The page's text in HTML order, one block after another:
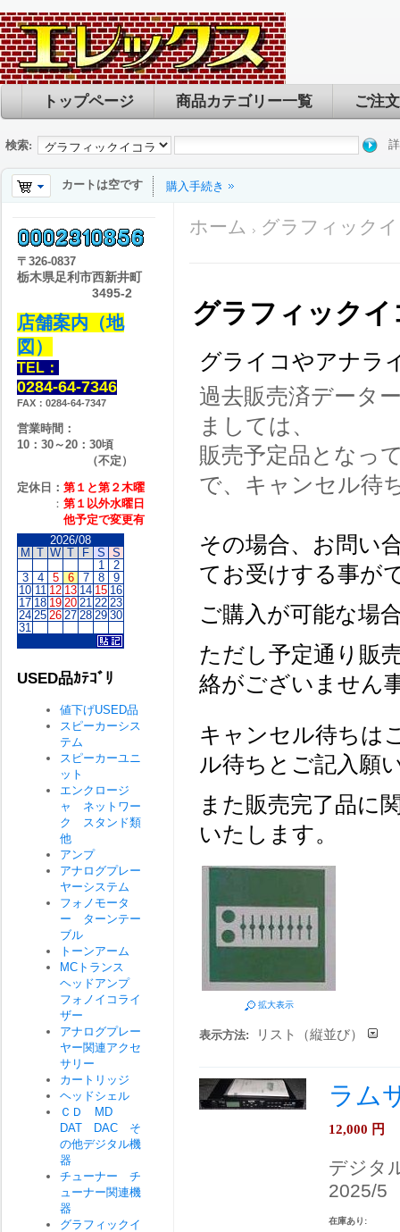
トップページ 商品カテゴリー一覧 ご注
検索:
カートは空です 購入手続き
ホーム グラフィック
グラフィック
グライコやアナラ
過去販売済データ
ましては、
販売予定品となっ
で、キャンセル待
その場合、お問い
てお受けする事が
ご購入が可能な場
ただし予定通り販
絡がございません
キャンセル待ち
ル待ちとご記入願
また販売完了品に
いたします。
拡大表示
表示方法: リスト（縦並び）
ラム
12,000 円
デジタ
2025/5
在庫あり:
〒 326-0837
栃木県足利市西新井町
3495-2
店舗案内（地
図）
TEL：
0284-64-7346
FAX：0284-64-7347
営業時間：
10：30～20：30頃
（不定）
定休日： 第１と第２木曜
： 第１以外水曜日
他予定で変更有
2026/08
M T W T F S S
1
2
3
4 5 6 7 8
9
10 11 12 13 14 15 16
17 18 19 20 21 22 23
24 25 26 27 28 29 30
31
USED品ｶﾃｺﾞﾘ
値下げUSED品
スピーカーシス
テム
スピーカーユニ
ット
エンクロージ
ャ ネットワー
ク スタンド類
他
アンプ
アナログプレー
ヤーシステム
フォノモータ
ー ターンテー
ブル
トーンアーム
MCトランス
ヘッドアンプ
フォノイコライ
ザー
アナログプレー
ヤー関連アクセ
サリー
カートリッジ
ヘッドシェル
ＣＤ MD
DAT DAC そ
の他デジタル機
器
チューナー チ
ューナー関連機
器
グラフィックイ